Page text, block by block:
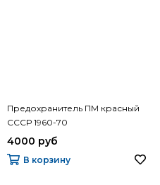
Предохранитель ПМ красный
СССР 1960-70
4000 руб
В корзину